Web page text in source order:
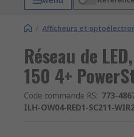
/ Afficheurs et
Réseau de
150 4+
Code commande RS: 773-
ILH-OW04-RED1-SC211-